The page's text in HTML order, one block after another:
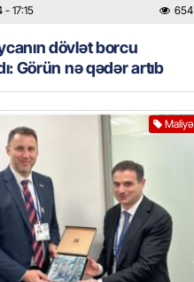
- 17:15 654
dövlət borcu
Görün nə qədər artıb
Maliyə